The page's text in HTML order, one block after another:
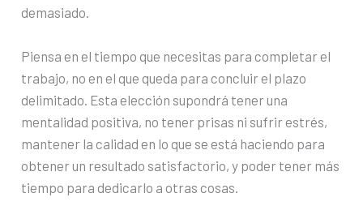
demasiado.
Piensa en el tiempo que necesitas para completar el
trabajo, no en el que queda para concluir el plazo
delimitado. Esta elección supondrá tener una
mentalidad positiva, no tener prisas ni sufrir estrés,
mantener la calidad en lo que se está haciendo para
obtener un resultado satisfactorio, y poder tener más
tiempo para dedicarlo a otras cosas.